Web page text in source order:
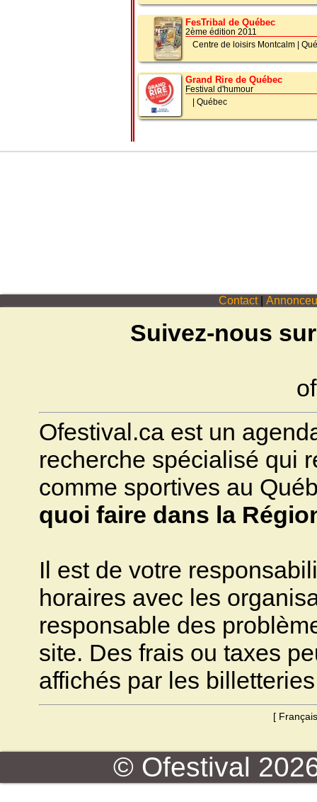
FesTribal de Québec
2ème édition 2011
Centre de loisirs Montcalm
Grand Rire de Québec
Festival d'humour
Québec
Contact
Suivez-nous
Ofestival.ca est un
recherche spécialisé qui
comme sportives au
quoi faire dans la
Il est de votre
horaires avec les
responsable des
site. Des frais ou taxes
affichés par les
[ Français
© Ofestival